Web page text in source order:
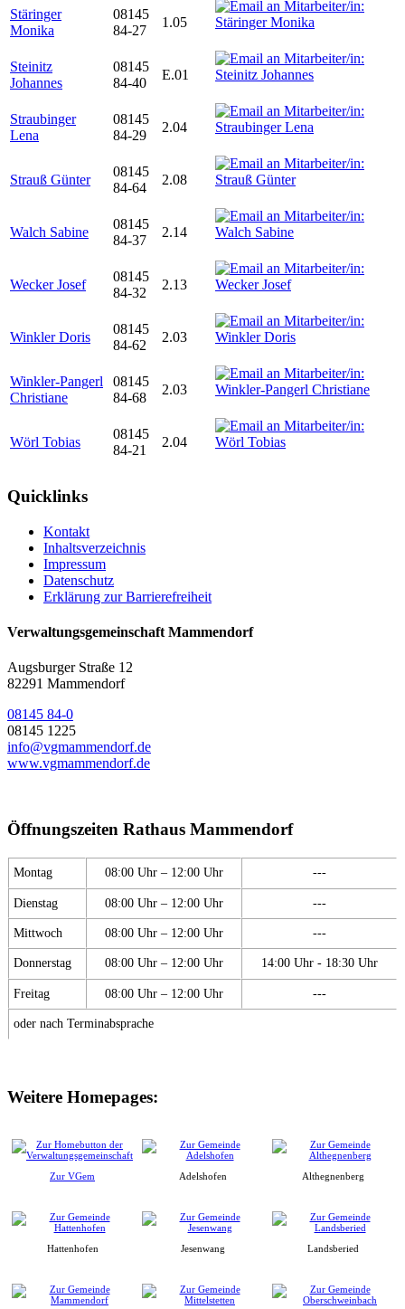
Stäringer
Monika
08145
84-27
1.05
Steinitz
Johannes
08145
84-40
E.01
Straubinger
Lena
08145
84-29
2.04
Strauß Günter
08145
84-64
2.08
Walch Sabine
08145
84-37
2.14
Wecker Josef
08145
84-32
2.13
Winkler Doris
08145
84-62
2.03
Winkler-Pangerl
Christiane
08145
84-68
2.03
Wörl Tobias
08145
84-21
2.04
Quicklinks
Kontakt
Inhaltsverzeichnis
Impressum
Datenschutz
Erklärung zur Barrierefreiheit
Verwaltungsgemeinschaft Mammendorf
Augsburger Straße 12
82291 Mammendorf
08145 84-0
08145 1225
info@vgmammendorf.de
www.vgmammendorf.de
Öffnungszeiten Rathaus Mammendorf
Montag 08:00 Uhr – 12:00 Uhr ---
Dienstag 08:00 Uhr – 12:00 Uhr ---
Mittwoch 08:00 Uhr – 12:00 Uhr ---
Donnerstag 08:00 Uhr – 12:00 Uhr 14:00 Uhr - 18:30 Uhr
Freitag 08:00 Uhr – 12:00 Uhr ---
oder nach Terminabsprache
Weitere Homepages:
Zur VGem Adelshofen Althegnenberg
Hattenhofen Jesenwang Landsberied